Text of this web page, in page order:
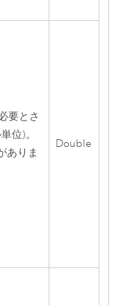
要とさ
位)。
ありま
Double